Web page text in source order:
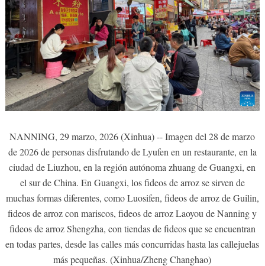
NANNING, 29 marzo, 2026 (Xinhua) -- Imagen del 28 de marzo
de 2026 de personas disfrutando de Lyufen en un restaurante, en la
ciudad de Liuzhou, en la región autónoma zhuang de Guangxi, en
el sur de China. En Guangxi, los fideos de arroz se sirven de
muchas formas diferentes, como Luosifen, fideos de arroz de Guilin,
fideos de arroz con mariscos, fideos de arroz Laoyou de Nanning y
fideos de arroz Shengzha, con tiendas de fideos que se encuentran
en todas partes, desde las calles más concurridas hasta las callejuelas
más pequeñas. (Xinhua/Zheng Changhao)